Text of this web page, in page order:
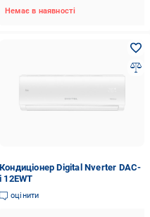
Немає в наявності
Кондиціонер Digital Nverter DAC-
i 12EWT
оцінити